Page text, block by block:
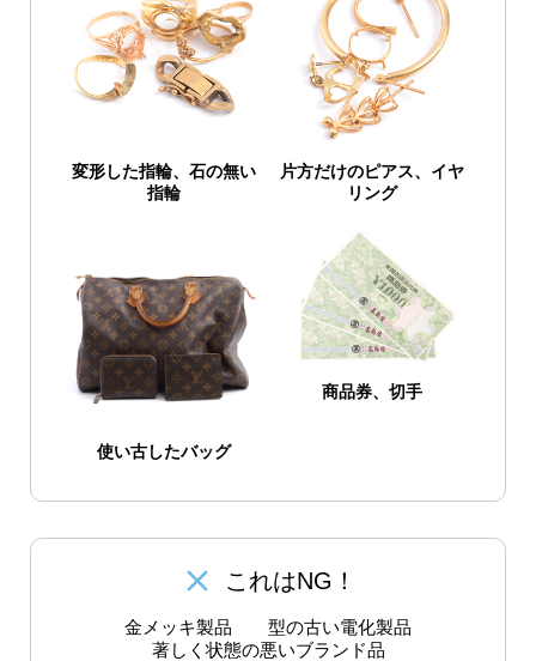
変形した指輪、石の無い
指輪
片方だけのピアス、イヤ
リング
使い古したバッグ
商品券、切手
close これはNG！
金メッキ製品
型の古い電化製品
著しく状態の悪いブランド品